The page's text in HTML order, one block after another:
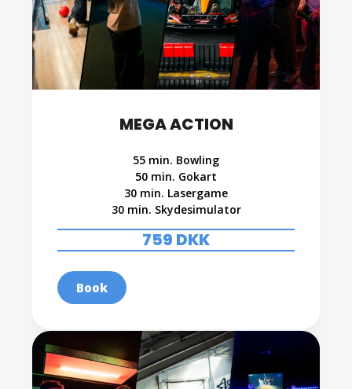
MEGA ACTION
55 min. Bowling
50 min. Gokart
30 min. Lasergame
30 min. Skydesimulator
759 DKK
Book